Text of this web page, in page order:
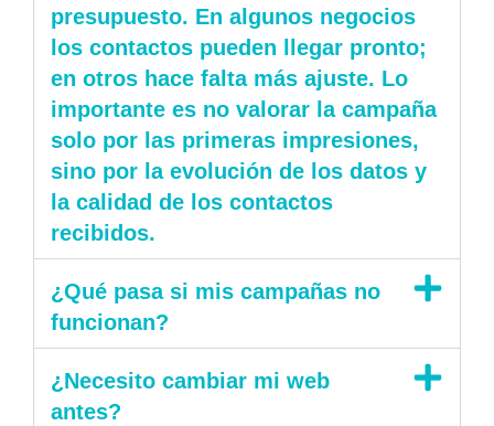
presupuesto. En algunos negocios
los contactos pueden llegar pronto;
en otros hace falta más ajuste. Lo
importante es no valorar la campaña
solo por las primeras impresiones,
sino por la evolución de los datos y
la calidad de los contactos
recibidos.
¿Qué pasa si mis campañas no
funcionan?
¿Necesito cambiar mi web
antes?